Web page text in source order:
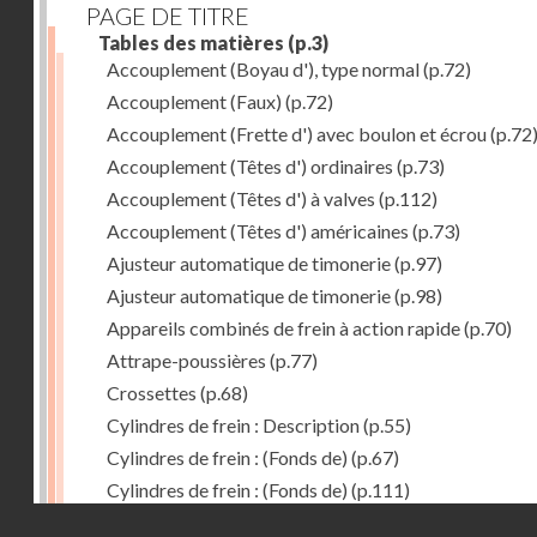
PAGE DE TITRE
Tables des matières (p.3)
Accouplement (Boyau d'), type normal(p.72)
Accouplement (Faux) (p.72)
Accouplement (Frette d') avec boulon et écrou(p.72)
Accouplement (Têtes d') ordinaires (p.73)
Accouplement (Têtes d') à valves (p.112)
Accouplement (Têtes d') américaines (p.73)
Ajusteur automatique de timonerie(p.97)
Ajusteur automatique de timonerie(p.98)
Appareils combinés de frein à action rapide(p.70)
Attrape-poussières (p.77)
Crossettes (p.68)
Cylindres de frein : Description(p.55)
Cylindres de frein : (Fonds de) (p.67)
Cylindres de frein : (Fonds de) (p.111)